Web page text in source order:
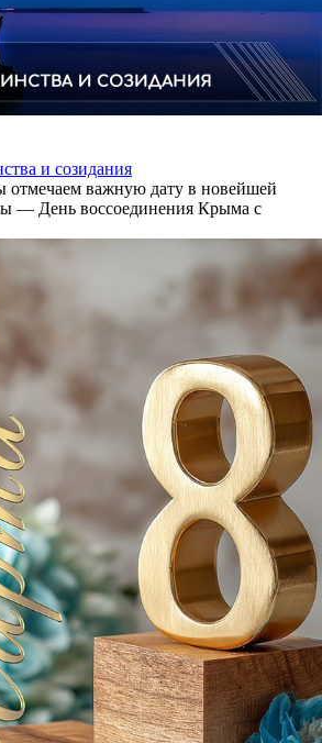
и созидания
отмечаем важную дату в новейшей
— День воссоединения Крыма с